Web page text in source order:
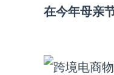
在今年母亲